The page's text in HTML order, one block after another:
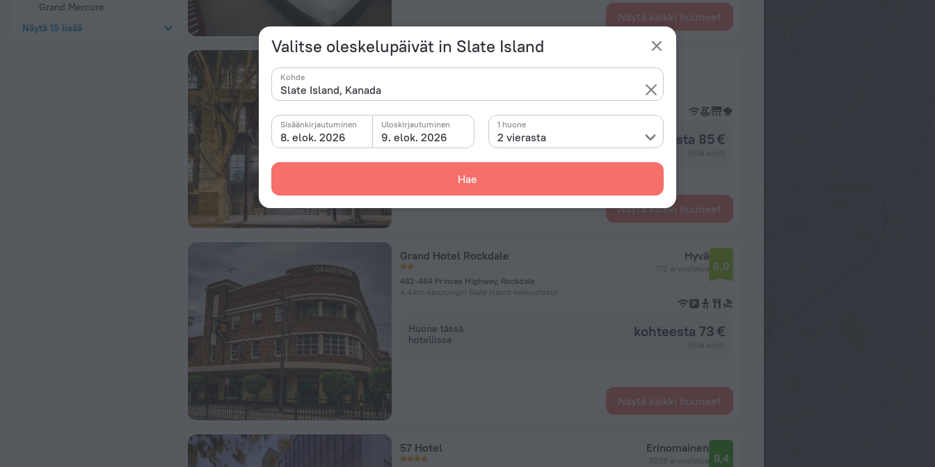
Valitse oleskelupäivät in Slate Island
Kohde
8. elok. 2026
Sisäänkirjautuminen
9. elok. 2026
Uloskirjautuminen
2 vierasta
1 huone
Hae
Grand Mercure
Näytä 15 lisää
Näytä kaikki huoneet
6,7 km kaupungin Slate Island keskustasta
Huone tässä
hotellissa
kohteesta 85 €
Näytä kaikki huoneet
Grand Hotel Rockdale
482-484 Princes Highway, Rockdale
4,4 km kaupungin Slate Island keskustasta
Hyvä
172 arvostelua 6,0
Huone tässä
hotellissa
kohteesta 73 €
Näytä kaikki huoneet
57 Hotel Erinomainen
3208 arvostelua 8,4